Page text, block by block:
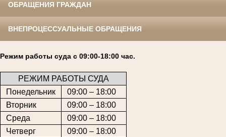
ОБРАЩЕНИЯ ГРАЖДАН
ВНЕПРОЦЕССУАЛЬНЫЕ ОБРАЩЕНИЯ
Режим работы суда с 09:00-18:00 час.
РЕЖИМ РАБОТЫ СУДА
Понедельник
09:00 – 18:00
Вторник
09:00 – 18:00
Среда
09:00 – 18:00
Четверг
09:00 – 18:00